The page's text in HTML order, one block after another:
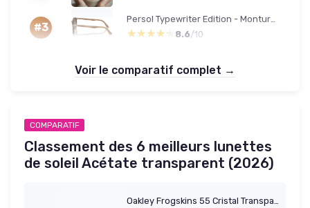
#3
Persol Typewriter Edition - Monture homme 49 Marron
★★★★★
★★★★★ 8.6/10
Voir le comparatif complet →
COMPARATIF
Classement des 6 meilleurs lunettes
de soleil Acétate transparent (2026)
Oakley Frogskins 55 Cristal Transparent/Prizmsapphire